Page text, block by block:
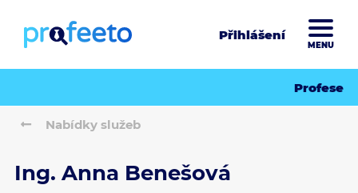
Přihlášení
MENU
Profese
Nabídky služeb
Ing. Anna Benešová